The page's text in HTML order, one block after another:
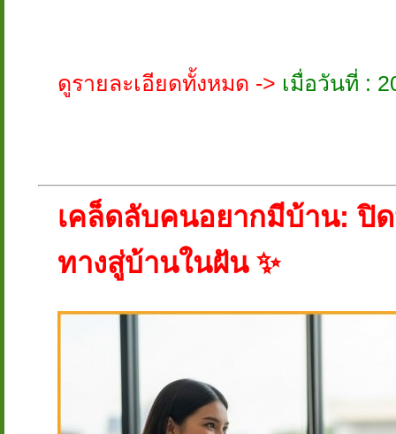
ดูรายละเอียดทั้งหมด -> เมื่อวันที่ :
เคล็ดลับคนอยากมีบ้าน: ปิ
ทางสู่บ้านในฝัน ✨